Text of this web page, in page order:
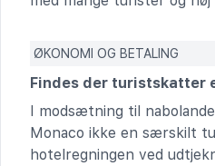
ØKONOMI OG BETALING
Findes der turistskatter
I modsætning til
Monaco ikke en særskilt
hotelregningen ved